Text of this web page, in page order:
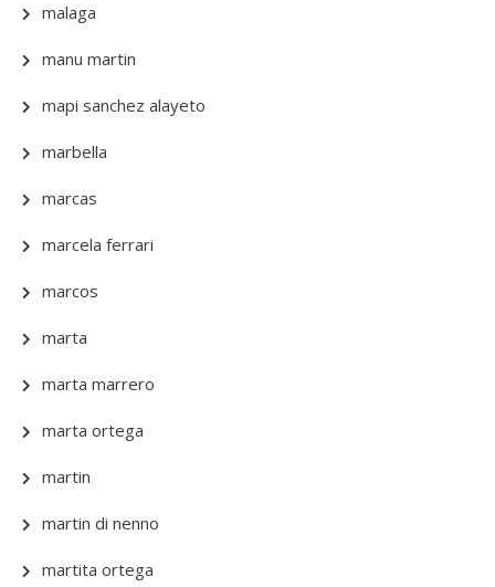
malaga
manu martin
mapi sanchez alayeto
marbella
marcas
marcela ferrari
marcos
marta
marta marrero
marta ortega
martin
martin di nenno
martita ortega